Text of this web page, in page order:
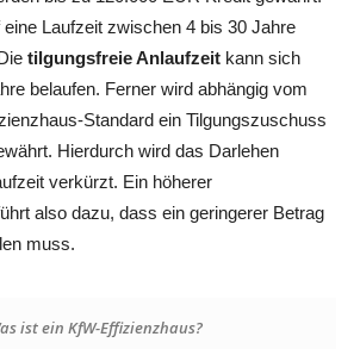
Laufzeit zwischen 4 bis 30 Jahre
tilgungsfreie Anlaufzeit kann sich
belaufen. Ferner wird abhängig vom
Standard ein Tilgungszuschuss
Hierdurch wird das Darlehen
verkürzt. Ein höherer
also dazu, dass ein geringerer Betrag
muss.
ist ein KfW-Effizienzhaus?